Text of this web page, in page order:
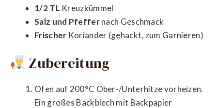
1/2 TL Kreuzkümmel
Salz und Pfeffernach Geschmack
Frischer Koriander (gehackt, zum Garnieren)
Zubereitung
Ofen auf 200°C Ober-/Unterhitze vorheizen.
Ein großes Backblech mit Backpapier